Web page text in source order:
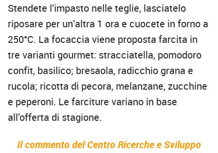
Stendete l’impasto nelle teglie, lasciatelo
riposare per un’altra 1 ora e cuocete in forno a
250°C. La focaccia viene proposta farcita in
tre varianti gourmet: stracciatella, pomodoro
confit, basilico; bresaola, radicchio grana e
rucola; ricotta di pecora, melanzane, zucchine
e peperoni. Le farciture variano in base
all’offerta di stagione.
Il commento del Centro Ricerche e Sviluppo